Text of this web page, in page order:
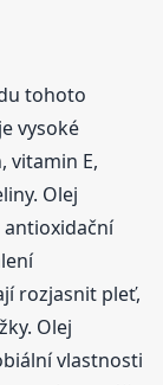
tohoto
vysoké
vitamin E,
Olej
antioxidační
rozjasnit pleť,
Olej
vlastnosti